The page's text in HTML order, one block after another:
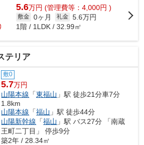
5.6万円 (管理費等：4,000円 )
敷金 0ヶ月 礼金 5.6万円
1階 / 1LDK / 32.99㎡
テリア
敷0
5.7万円
山陽本線 「東福山 」駅 徒歩21分車7分
1.8km
山陽本線 「福山 」駅 徒歩44分
山陽新幹線 「福山 」駅 バス27分 「南蔵
王町二丁目」 停歩9分
築2年 / 28.34㎡